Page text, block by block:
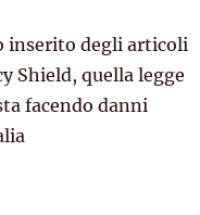
inserito degli articoli
Shield, quella legge
facendo danni